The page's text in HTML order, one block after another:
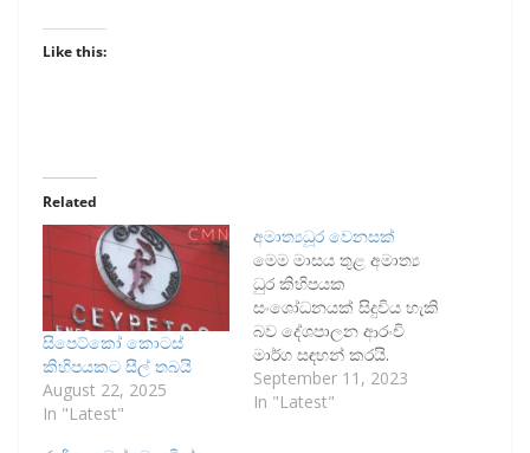
Like this:
Related
සිපෙට්කෝ කොටස්
කිහිපයකට සීල් තබයි
August 22, 2025
In "Latest"
අමාත්‍යධූර වෙනසක්
මෙම මාසය තුළ අමාත්‍ය
ධුර කිහිපයක
සංශෝධනයක් සිදුවිය හැකි
බව දේශපාලන ආරංචි
මාර්ග සඳහන් කරයි.
ආණ්ඩුවට සහය පළ කරන
පක්ෂ අතර මේ
September 11, 2023
In "Latest"